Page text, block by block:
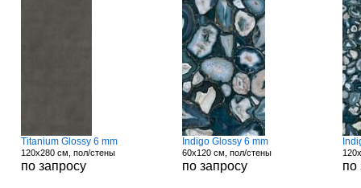
Titanium Glossy 6 mm
120x280 см, пол/стены
по запросу
Indigo Glossy 6 mm
60x120 см, пол/стены
по запросу по